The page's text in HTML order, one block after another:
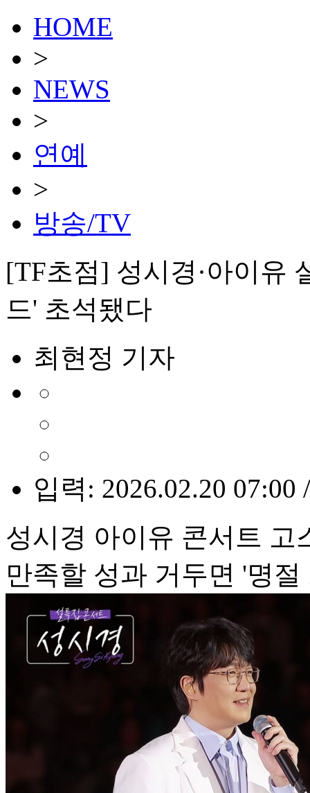
HOME
>
NEWS
>
연예
>
방송/TV
[TF초점] 성시경·아이유
드' 초석됐다
최현정 기자
입력: 2026.02.20 07:00
성시경 아이유 콘서트 고
만족할 성과 거두면 '명